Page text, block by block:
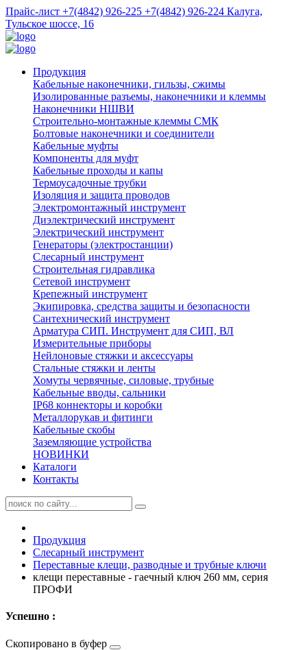
Прайс-лист +7(4842) 926-225 +7(4842) 926-224 Калуга,
Тульское шоссе, 16
Продукция
Кабельные наконечники, гильзы, сжимы
Изолированные разъемы, наконечники и клеммы
Наконечники НШВИ
Строительно-монтажные клеммы СМК
Болтовые наконечники и соединители
Кабельные муфты
Компоненты для муфт
Кабельные проходы и капы
Термоусадочные трубки
Изоляция и защита проводов
Электромонтажный инструмент
Диэлектрический инструмент
Электрический инструмент
Генераторы (электростанции)
Слесарный инструмент
Строительная гидравлика
Сетевой инструмент
Крепежный инструмент
Экипировка, средства защиты и безопасности
Сантехнический инструмент
Арматура СИП. Инструмент для СИП, ВЛ
Измерительные приборы
Нейлоновые стяжки и аксессуары
Стальные стяжки и ленты
Хомуты червячные, силовые, трубные
Кабельные вводы, сальники
IP68 коннекторы и коробки
Металлорукав и фитинги
Кабельные скобы
Заземляющие устройства
НОВИНКИ
Каталоги
Контакты
Продукция
Слесарный инструмент
Переставные клещи, разводные и трубные ключи
клещи переставные - гаечный ключ 260 мм, серия
ПРОФИ
Успешно :
Скопировано в буфер